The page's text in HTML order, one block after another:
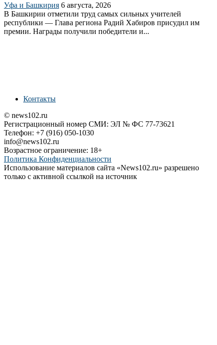
Уфа и Башкирия 6 августа, 2026
В Башкирии отметили труд самых сильных учителей
республики — Глава региона Радий Хабиров присудил им
премии. Награды получили победители и...
Контакты
© news102.ru
Регистрационный номер СМИ: ЭЛ № ФС 77-73621
Телефон: +7 (916) 050-1030
info@news102.ru
Возрастное ограничение: 18+
Политика Конфиденциальности
Использование материалов сайта «News102.ru» разрешено
только с активной ссылкой на источник